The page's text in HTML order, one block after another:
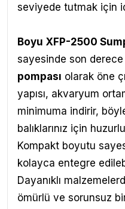
seviyede tutmak için
Boyu XFP-2500
sayesinde son derece
pompası olarak öne
yapısı, akvaryum
minimuma indirir,
balıklarınız için
Kompakt boyutu
kolayca entegre
Dayanıklı
ömürlü ve sorunsuz